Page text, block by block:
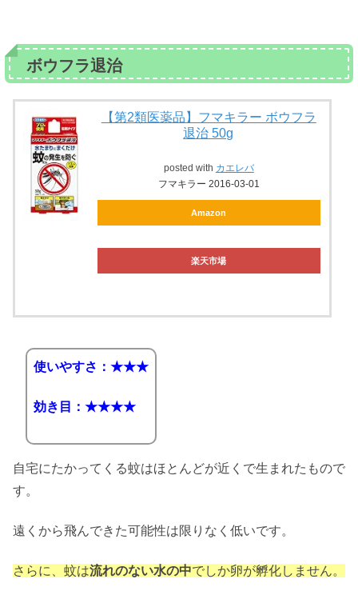
ボウフラ退治
【第2類医薬品】フマキラー ボウフラ
退治 50g
posted with カエレバ
フマキラー 2016-03-01
Amazon
楽天市場
使いやすさ：★★★
効き目：★★★★
自宅にたかってくる蚊はほとんどが近くで生まれたもので
す。
遠くから飛んできた可能性は限りなく低いです。
さらに、蚊は流れのない水の中でしか卵が孵化しません。